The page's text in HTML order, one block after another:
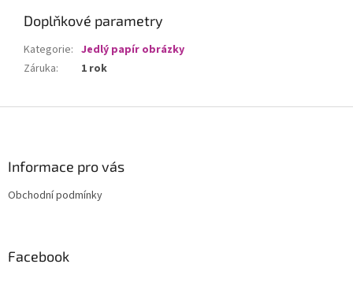
Doplňkové parametry
Kategorie: Jedlý papír obrázky
Záruka: 1 rok
Informace pro vás
Obchodní podmínky
Facebook